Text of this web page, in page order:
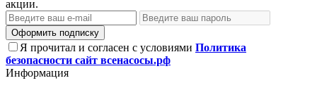
акции.
Оформить подписку
Я прочитал и согласен с условиями Политика
безопасности сайт всенасосы.рф
Информация